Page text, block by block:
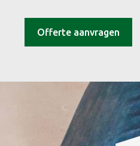
Offerte aanvragen